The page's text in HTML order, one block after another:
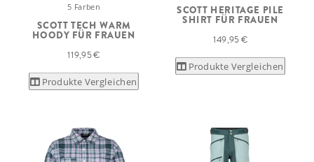
5 Farben
SCOTT TECH WARM
HOODY FÜR FRAUEN
119,95 €
Produkte Vergleichen
SCOTT HERITAGE PILE
SHIRT FÜR FRAUEN
149,95 €
Produkte Vergleichen